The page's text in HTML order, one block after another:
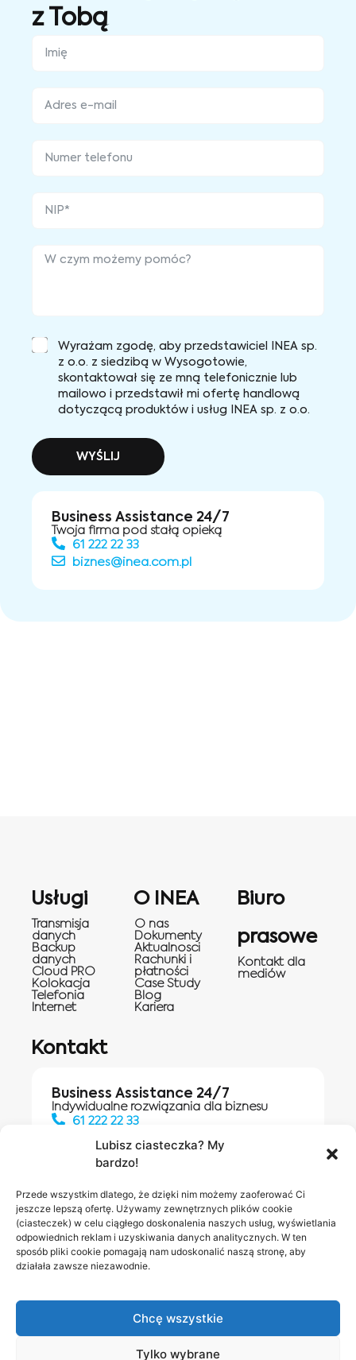
Lubisz ciasteczka? My
bardzo!
Przede wszystkim dlatego, że dzięki nim możemy zaoferować Ci
jeszcze lepszą ofertę. Używamy zewnętrznych plików cookie
(ciasteczek) w celu ciągłego doskonalenia naszych usług, wyświetlania
odpowiednich reklam i uzyskiwania danych analitycznych. W ten
sposób pliki cookie pomagają nam udoskonalić naszą stronę, aby
działała zawsze niezawodnie.
Chcę wszystkie
Tylko wybrane
z Tobą
Wyrażam zgodę, aby przedstawiciel INEA sp.
z o.o. z siedzibą w Wysogotowie,
skontaktował się ze mną telefonicznie lub
mailowo i przedstawił mi ofertę handlową
dotyczącą produktów i usług INEA sp. z o.o.
WYŚLIJ
Business Assistance 24/7
Twoja firma pod stałą opieką
61 222 22 33
biznes@inea.com.pl
Usługi
Transmisja
danych
Backup
danych
Cloud PRO
Kolokacja
Telefonia
Internet
O INEA
O nas
Dokumenty
Aktualnosci
Rachunki i
płatności
Case Study
Blog
Kariera
Biuro
prasowe
Kontakt dla
mediów
Kontakt
Business Assistance 24/7
Indywidualne rozwiązania dla biznesu
61 222 22 33
Salony INEA
Napisz do